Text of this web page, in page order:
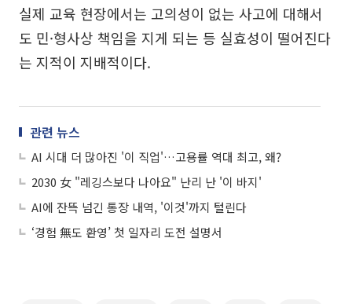
실제 교육 현장에서는 고의성이 없는 사고에 대해서
도 민·형사상 책임을 지게 되는 등 실효성이 떨어진다
는 지적이 지배적이다.
관련 뉴스
AI 시대 더 많아진 '이 직업'…고용률 역대 최고, 왜?
2030 女 "레깅스보다 나아요" 난리 난 '이 바지'
AI에 잔뜩 넘긴 통장 내역, '이것'까지 털린다
‘경험 無도 환영’ 첫 일자리 도전 설명서